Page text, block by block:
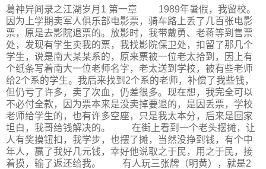
葛神异闻录之江湖岁月1 第一章 1989年暑假，我留校。
因为上学期卖军人俱乐部电影票，骑车路上丢了几百张电影
票，原是去影院退票的。放影时，我带戴勇、老蒋等到售票
处，发现有学生卖我的票，我找影院保卫处，扣留了那几个
学生，说是南大某某系的，原来票被一位老太拾到，因上有
个纸条写着南大一位老师名字，老太送到学校，被有些老师
给2个系的学生。我后来找到2个系的老师，补偿了我些钱，
但仍亏了许多，卖了次血，仍差很多。现在想，我完全可以
不必付全款，因为票本来是没卖掉要退的，是因丢票，学校
老师给学生的，也有许多空座，只是我太本分，后来是回家
坦白，我哥给钱解决的。 在街上看到一个老头摆摊，让
人有奖摸钮扣，我学步，也摆了摊，当然没挣到钱，有个中
年人，赢了我好几元钱，幸好他说取之于民，用之于民，接
着摸，输了返还给我。 有人玩三张牌（明黄），就是2